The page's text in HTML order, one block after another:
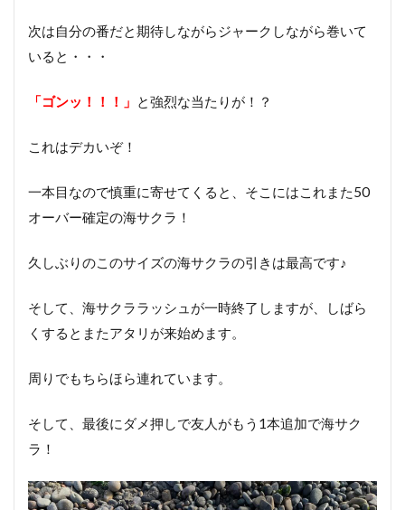
次は自分の番だと期待しながらジャークしながら巻いて
いると・・・
「ゴンッ！！！」 と強烈な当たりが！？
これはデカいぞ！
一本目なので慎重に寄せてくると、そこにはこれまた50
オーバー確定の海サクラ！
久しぶりのこのサイズの海サクラの引きは最高です♪
そして、海サクララッシュが一時終了しますが、しばら
くするとまたアタリが来始めます。
周りでもちらほら連れています。
そして、最後にダメ押しで友人がもう1本追加で海サク
ラ！